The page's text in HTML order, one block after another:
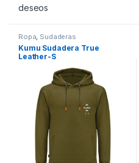
56,95 €
Añadir a lista de
deseos